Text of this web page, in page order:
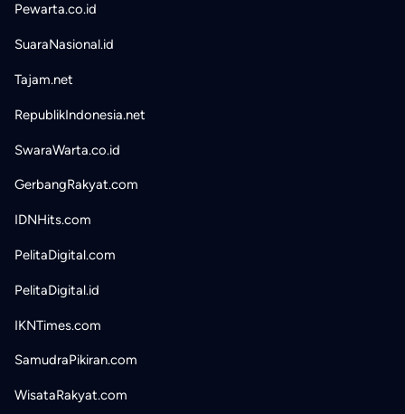
Pewarta.co.id
SuaraNasional.id
Tajam.net
RepublikIndonesia.net
SwaraWarta.co.id
GerbangRakyat.com
IDNHits.com
PelitaDigital.com
PelitaDigital.id
IKNTimes.com
SamudraPikiran.com
WisataRakyat.com